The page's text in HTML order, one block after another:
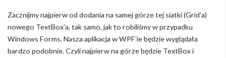
Zacznijmy najpierw od dodania na samej górze tej siatki (Grid'a)
nowego TextBox'a, tak samo, jak to robiliśmy w przypadku
Windows Forms. Nasza aplikacja w WPF’ie będzie wyglądała
bardzo podobnie. Czyli najpierw na górze będzie TextBox i